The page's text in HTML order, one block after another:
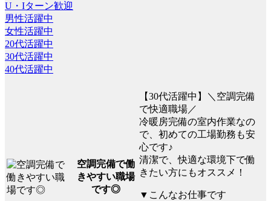
U・Iターン歓迎
男性活躍中
女性活躍中
20代活躍中
30代活躍中
40代活躍中
空調完備で働
きやすい職場
です◎
【30代活躍中】＼空調完備
で快適職場／
冷暖房完備の室内作業なの
で、初めての工場勤務も安
心です♪
清潔で、快適な環境下で働
きたい方にもオススメ！
▼こんなお仕事です